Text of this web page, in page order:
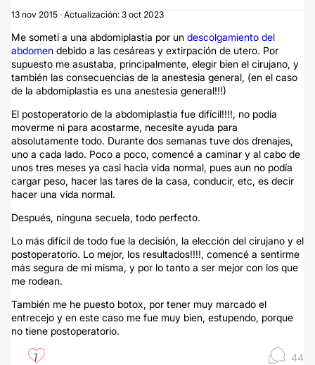
13 nov 2015 · Actualización: 3 oct 2023
Me sometí a una abdomiplastia por un descolgamiento del
abdomen debido a las cesáreas y extirpación de utero. Por
supuesto me asustaba, principalmente, elegir bien el cirujano, y
también las consecuencias de la anestesia general, (en el caso
de la abdomiplastia es una anestesia general!!!)
El postoperatorio de la abdomiplastia fue difícil!!!!, no podía
moverme ni para acostarme, necesite ayuda para
absolutamente todo. Durante dos semanas tuve dos drenajes,
uno a cada lado. Poco a poco, comencé a caminar y al cabo de
unos tres meses ya casi hacia vida normal, pues aun no podía
cargar peso, hacer las tares de la casa, conducir, etc, es decir
hacer una vida normal.
Después, ninguna secuela, todo perfecto.
Lo más difícil de todo fue la decisión, la elección del cirujano y el
postoperatorio. Lo mejor, los resultados!!!!, comencé a sentirme
más segura de mi misma, y por lo tanto a ser mejor con los que
me rodean.
También me he puesto botox, por tener muy marcado el
entrecejo y en este caso me fue muy bien, estupendo, porque
no tiene postoperatorio.
7 44